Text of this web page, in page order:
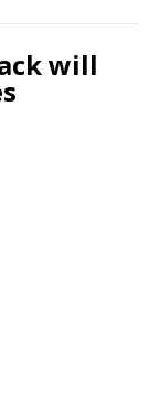
will